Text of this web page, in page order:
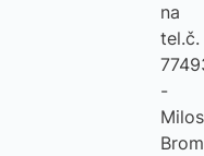
na
tel.č.
-